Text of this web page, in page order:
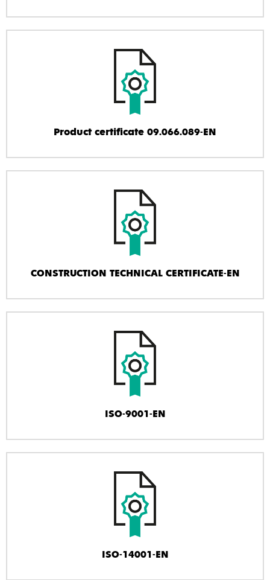
Product certificate 09.066.089-EN
CONSTRUCTION TECHNICAL CERTIFICATE-EN
ISO-9001-EN
ISO-14001-EN